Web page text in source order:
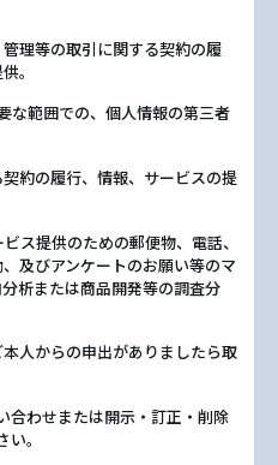
理等の取引に関する契約の履
。
な範囲での、個人情報の第三者
約の履行、情報、サービスの提
ス提供のための郵便物、電話、
及びアンケートのお願い等のマ
析または商品開発等の調査分
人からの申出がありましたら取
合わせまたは開示・訂正・削除
。